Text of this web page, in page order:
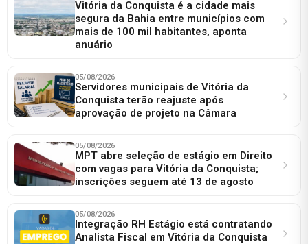
Vitória da Conquista é a cidade mais
segura da Bahia entre municípios com
mais de 100 mil habitantes, aponta
anuário
05/08/2026
Servidores municipais de Vitória da
Conquista terão reajuste após
aprovação de projeto na Câmara
05/08/2026
MPT abre seleção de estágio em Direito
com vagas para Vitória da Conquista;
inscrições seguem até 13 de agosto
05/08/2026
Integração RH Estágio está contratando
Analista Fiscal em Vitória da Conquista